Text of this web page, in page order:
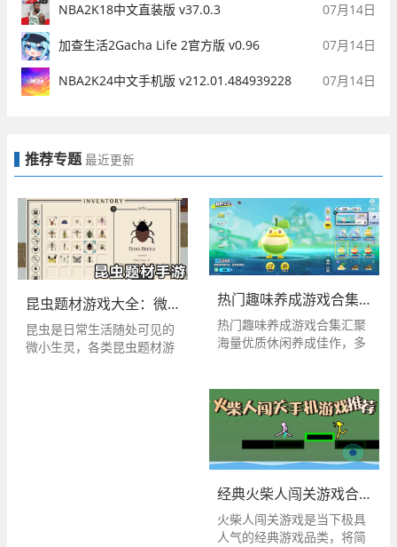
NBA2K18中文直装版 v37.0.3 07月14日
加查生活2Gacha Life 2官方版 v0.96 07月14日
NBA2K24中文手机版 v212.01.484939228 07月14日
推荐专题最近更新
昆虫题材游戏大全：微观昆虫模拟经营游戏合集
昆虫是日常生活随处可见的
微小生灵，各类昆虫题材游
热门趣味养成游戏合集｜高人气休闲养成类手游大全
热门趣味养成游戏合集汇聚
海量优质休闲养成佳作，多
从零悉心培育专属萌宠，陪
伴小家伙朝夕成长，见证蜕
变全过程，沉浸式收获治愈
满满的成就感与轻松乐趣。
合集覆盖多元养成赛道，不
止经典萌宠培育，更包含角
色养成、家园经营、植物培
育等丰富分支玩法，适配不
同玩家喜好。所有游戏操作
经典火柴人闯关游戏合集 热门火柴人手游大全
火柴人闯关游戏是当下极具
人气的经典游戏品类，将简